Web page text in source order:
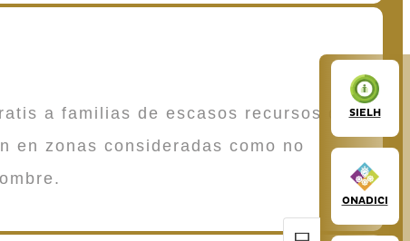
SIELH
ONADICI
a familias de escasos recursos que
en zonas consideradas como no